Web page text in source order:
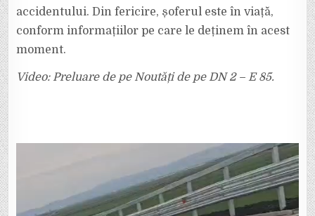
AFLAT
ÎN
LUCRU
PESTE
AUTOSTRADA
CEVA,
accidentului. Din fericire, șoferul este în viață,
conform informațiilor pe care le deținem în acest
moment.
Video: Preluare de pe Noutăți de pe DN 2 – E 85.